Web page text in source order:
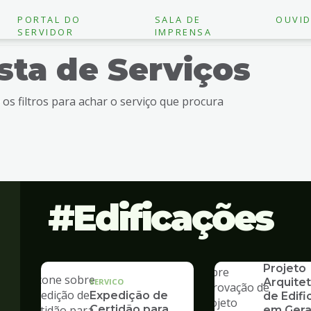
PORTAL DO
SERVIDOR
SALA DE
IMPRENSA
de Serviços
os filtros para achar o serviço que procura
Edificações
SERVICO
Expedição de
Projeto
de